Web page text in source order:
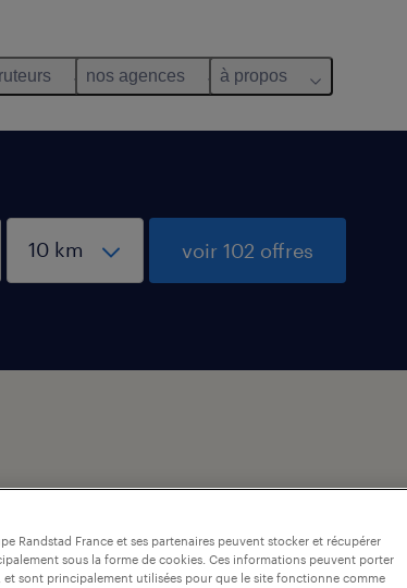
nos agences à propos
voir 102 offres
Randstad France et ses partenaires peuvent stocker et récupérer
sous la forme de cookies. Ces informations peuvent porter
et sont principalement utilisées pour que le site fonctionne comme